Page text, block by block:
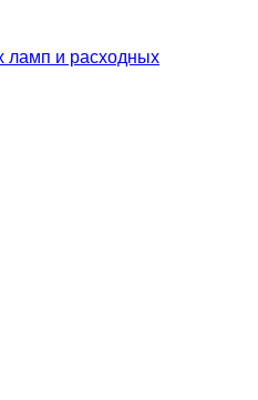
ламп и расходных